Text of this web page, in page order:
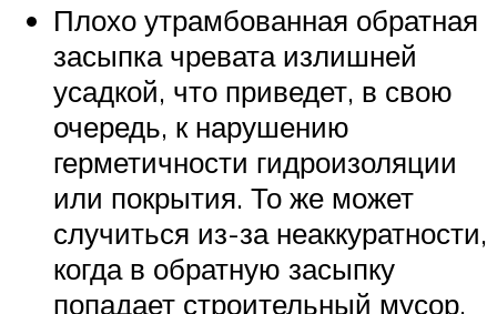
Плохо утрамбованная обратная
засыпка чревата излишней
усадкой, что приведет, в свою
очередь, к нарушению
герметичности гидроизоляции
или покрытия. То же может
случиться из-за неаккуратности,
когда в обратную засыпку
попадает строительный мусор.